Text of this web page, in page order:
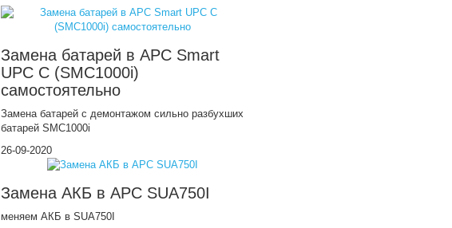
Замена батарей в APC Smart
UPC С (SMC1000i)
самостоятельно
Замена батарей с демонтажом сильно разбухших
батарей SMC1000i
26-09-2020
Замена АКБ в APC SUA750I
меняем АКБ в SUA750I